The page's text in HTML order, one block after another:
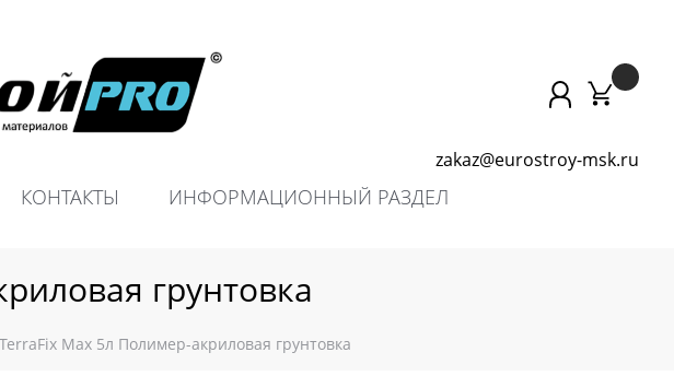
zakaz@eurostroy-msk.ru
КОНТАКТЫ ИНФОРМАЦИОННЫЙ РАЗДЕЛ
грунтовка
TerraFix Max 5л Полимер-акриловая грунтовка